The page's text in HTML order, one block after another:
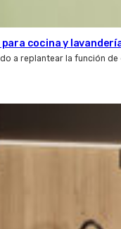
cocina y
a replantear la función